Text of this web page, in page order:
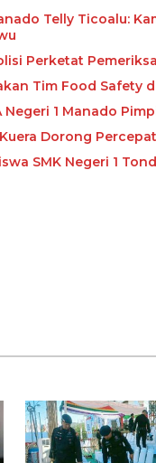
Telly Ticoalu:
Perketat
Tim Food Safety
Negeri 1 Manado
Dorong
SMK Negeri 1